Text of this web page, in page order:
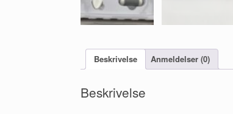
Beskrivelse Anmeldelser (0)
Beskrivelse